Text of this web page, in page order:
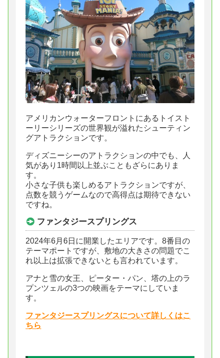
アメリカンウォーターフロントにあるトイスト
ーリーシリーズの世界観が溢れたシューティン
グアトラクションです。
ディズニーシーのアトラクションの中でも、人
気があり1時間以上並ぶこともざらにありま
す。
小さな子供も楽しめるアトラクションですが、
点数を競うゲームなので高得点は期待できない
ですね。
ファンタジースプリングス
2024年6月6日に開業したエリアです。8番目の
テーマポートですが、敷地の大きさの問題でこ
れ以上は拡張できないとも言われています。
アナと雪の女王、ピーター・パン、塔の上のラ
プンツェルの3つの映画をテーマにしていま
す。
ファンタジースプリングスについて詳しくはこ
ちら